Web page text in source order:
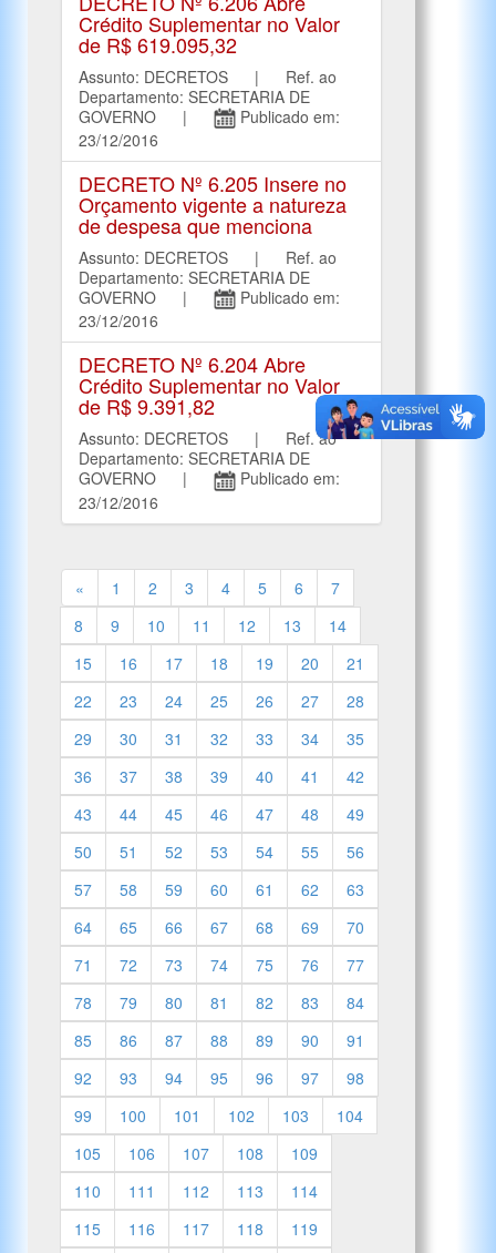
Crédito Suplementar no Valor
de R$ 619.095,32
Assunto: DECRETOS | Ref. ao
Departamento: SECRETARIA DE
GOVERNO |
Publicado em:
23/12/2016
DECRETO Nº 6.205 Insere no
Orçamento vigente a natureza
de despesa que menciona
Assunto: DECRETOS | Ref. ao
Departamento: SECRETARIA DE
GOVERNO |
Publicado em:
23/12/2016
DECRETO Nº 6.204 Abre
Crédito Suplementar no Valor
de R$ 9.391,82
Assunto: DECRETOS | Ref. ao
Departamento: SECRETARIA DE
GOVERNO |
Publicado em:
23/12/2016
« 1 2 3 4 5 6
7
8
9 10 11 12 13
14
15
16 17 18 19 20
21
22
23 24 25 26 27
28
29
30 31 32 33 34
35
36
37 38 39 40 41
42
43
44 45 46 47 48
49
50
51 52 53 54 55
56
57
58 59 60 61 62
63
64
65 66 67 68 69
70
71
72 73 74 75 76
77
78
79 80 81 82 83
84
85
86 87 88 89 90
91
92
93 94 95 96 97
98
99
100 101 102 103
104
105
106 107 108
109
110
111 112 113
114
115
116 117 118
119